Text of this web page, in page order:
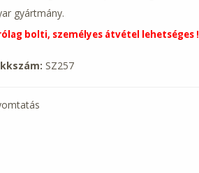
gyártmány.
bolti, személyes átvétel lehetséges !
SZ257